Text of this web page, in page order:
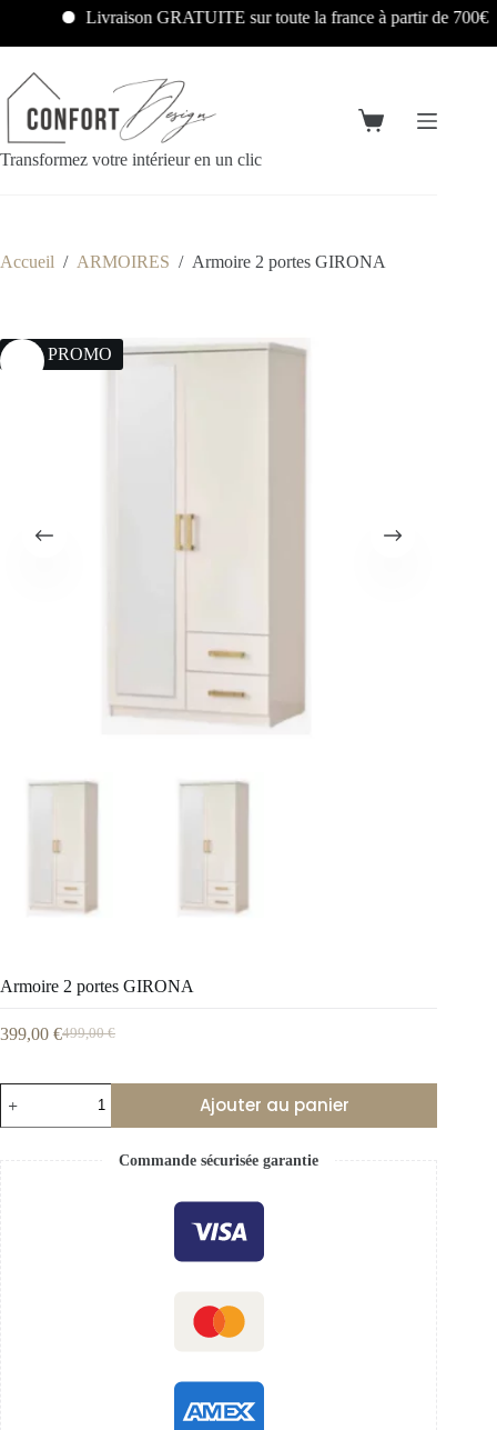
Livraison GRATUITE sur toute la france à partir de 700€
Transformez votre intérieur en un clic
Accueil / ARMOIRES / Armoire 2 portes GIRONA
20% PROMO
Armoire 2 portes GIRONA
499,00€
399,00 €
Ajouter au panier
Commande sécurisée garantie